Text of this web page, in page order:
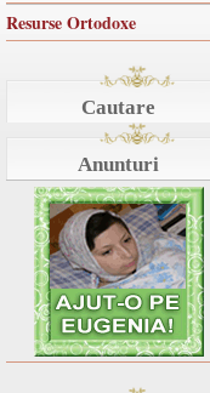
Resurse Ortodoxe
Cautare
Anunturi